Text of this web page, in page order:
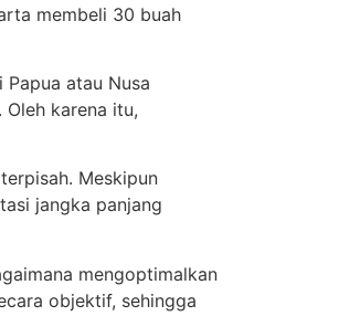
membeli 30 buah
atau Nusa
karena itu,
Meskipun
jangka panjang
mengoptimalkan
objektif, sehingga